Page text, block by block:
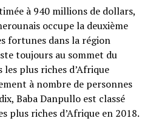
à 940 millions de dollars,
occupe la deuxième
fortunes dans la région
toujours au sommet du
les plus riches d’Afrique
à nombre de personnes
Baba Danpullo est classé
plus riches d’Afrique en 2018.